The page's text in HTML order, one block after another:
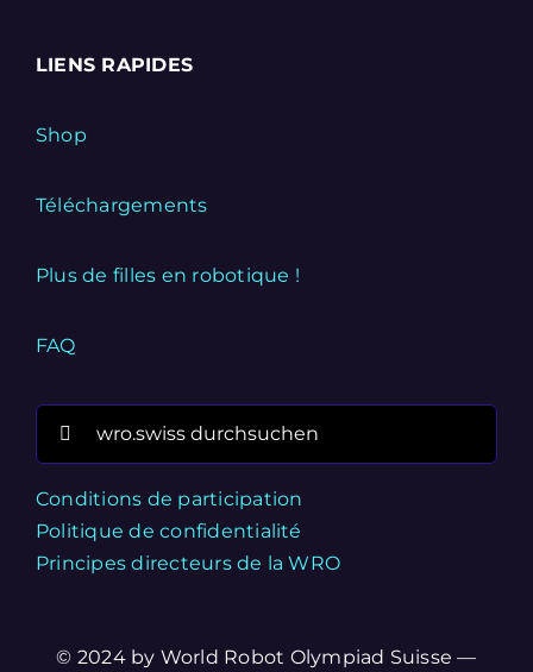
LIENS RAPIDES
Shop
Téléchargements
Plus de filles en robotique !
FAQ
Conditions de participation
Politique de confidentialité
Principes directeurs de la WRO
© 2024 by World Robot Olympiad Suisse —